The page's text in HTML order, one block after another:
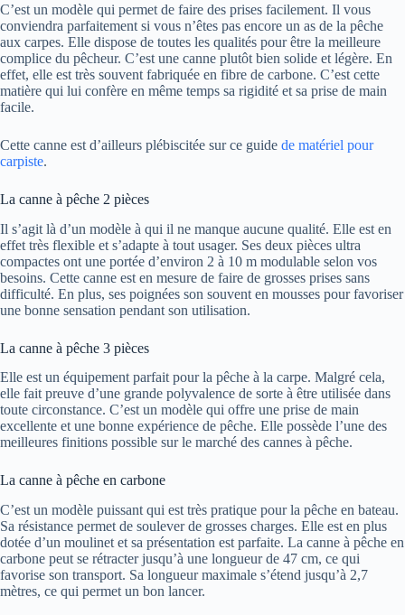
C’est un modèle qui permet de faire des prises facilement. Il vous
conviendra parfaitement si vous n’êtes pas encore un as de la pêche
aux carpes. Elle dispose de toutes les qualités pour être la meilleure
complice du pêcheur. C’est une canne plutôt bien solide et légère. En
effet, elle est très souvent fabriquée en fibre de carbone. C’est cette
matière qui lui confère en même temps sa rigidité et sa prise de main
facile.
Cette canne est d’ailleurs plébiscitée sur ce guide de matériel pour
carpiste.
La canne à pêche 2 pièces
Il s’agit là d’un modèle à qui il ne manque aucune qualité. Elle est en
effet très flexible et s’adapte à tout usager. Ses deux pièces ultra
compactes ont une portée d’environ 2 à 10 m modulable selon vos
besoins. Cette canne est en mesure de faire de grosses prises sans
difficulté. En plus, ses poignées son souvent en mousses pour favoriser
une bonne sensation pendant son utilisation.
La canne à pêche 3 pièces
Elle est un équipement parfait pour la pêche à la carpe. Malgré cela,
elle fait preuve d’une grande polyvalence de sorte à être utilisée dans
toute circonstance. C’est un modèle qui offre une prise de main
excellente et une bonne expérience de pêche. Elle possède l’une des
meilleures finitions possible sur le marché des cannes à pêche.
La canne à pêche en carbone
C’est un modèle puissant qui est très pratique pour la pêche en bateau.
Sa résistance permet de soulever de grosses charges. Elle est en plus
dotée d’un moulinet et sa présentation est parfaite. La canne à pêche en
carbone peut se rétracter jusqu’à une longueur de 47 cm, ce qui
favorise son transport. Sa longueur maximale s’étend jusqu’à 2,7
mètres, ce qui permet un bon lancer.